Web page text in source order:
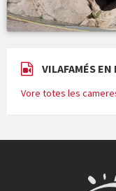
VILAFAMÉS EN
Vore totes les